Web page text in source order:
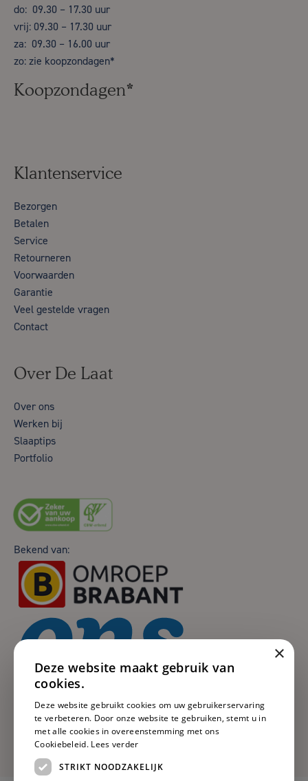
do: 09.30 – 17.30 uur
vrij: 09.30 – 17.30 uur
za: 09.30 – 16.00 uur
zo: zie koopzondagen*
Koopzondagen*
Klantenservice
Bezorgen
Betalen
Service
Retourneren
Voorwaarden
Garantie
Veel gestelde vragen
Contact
Over De Laat
Over ons
Werken bij
Slaaptips
Portfolio
Bekend van:
×
Deze website maakt gebruik van
cookies.
Deze website gebruikt cookies om uw gebruikerservaring
te verbeteren. Door onze website te gebruiken, stemt u in
met alle cookies in overeenstemming met ons
Cookiebeleid. Lees verder
STRIKT NOODZAKELIJK